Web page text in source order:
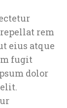
rem
eius atque
fugit
dolor